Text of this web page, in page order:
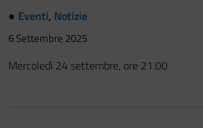
● Eventi, Notizie
6 Settembre 2025
Mercoledì 24 settembre, ore 21.00